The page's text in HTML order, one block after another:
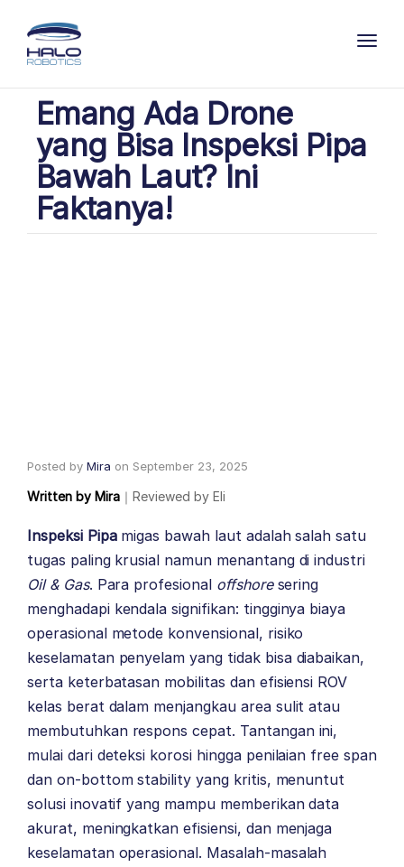
Emang Ada Drone
yang Bisa Inspeksi Pipa
Bawah Laut? Ini
Faktanya!
Posted by Mira on September 23, 2025
Written by Mira ｜ Reviewed by Eli
Inspeksi Pipamigas bawah laut adalah salah satu
tugas paling krusial namun menantang di industri
Oil & Gas. Para profesional offshoresering
menghadapi kendala signifikan: tingginya biaya
operasional metode konvensional, risiko
keselamatan penyelam yang tidak bisa diabaikan,
serta keterbatasan mobilitas dan efisiensi ROV
kelas berat dalam menjangkau area sulit atau
membutuhkan respons cepat. Tantangan ini,
mulai dari deteksi korosi hingga penilaian free span
dan on-bottom stability yang kritis, menuntut
solusi inovatif yang mampu memberikan data
akurat, meningkatkan efisiensi, dan menjaga
keselamatan operasional. Masalah-masalah